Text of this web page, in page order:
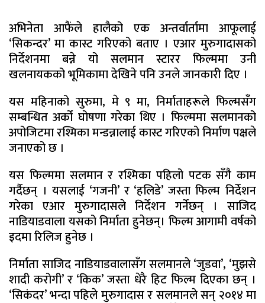
अभिनेता आफैंले हालैको एक अन्तर्वार्तामा आफूलाई
‘सिकन्दर’ मा कास्ट गरिएको बताए । एआर मुरुगादासको
निर्देशनमा बन्ने यो सलमान स्टारर फिल्ममा उनी
खलनायकको भूमिकामा देखिने पनि उनले जानकारी दिए ।
यस महिनाको सुरुमा, मे ९ मा, निर्माताहरूले फिल्मसँग
सम्बन्धित अर्को घोषणा गरेका थिए । फिल्ममा सलमानको
अपोजिटमा रश्मिका मन्डन्नालाई कास्ट गरिएको निर्माण पक्षले
जनाएको छ ।
यस फिल्ममा सलमान र रश्मिका पहिलो पटक सँगै काम
गर्दैछन् । यसलाई ‘गजनी’ र ‘हलिडे’ जस्ता फिल्म निर्देशन
गरेका एआर मुरुगादासले निर्देशन गर्नेछन् । साजिद
नाडियाडवाला यसको निर्माता हुनेछन्। फिल्म आगामी वर्षको
इदमा रिलिज हुनेछ ।
निर्माता साजिद नाडियाडवालासँग सलमानले ‘जुडवा’, ‘मुझसे
शादी करोगी’ र ‘किक’ जस्ता धेरै हिट फिल्म दिएका छन् ।
‘सिकंदर’ भन्दा पहिले मुरुगादास र सलमानले सन् २०१४ मा